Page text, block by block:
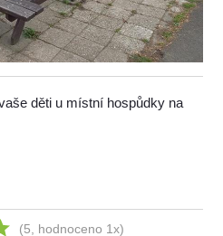
děti u místní hospůdky na
(5, hodnoceno 1x)